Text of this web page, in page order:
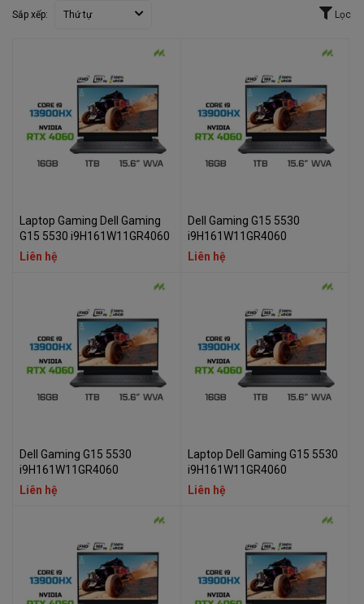
Sắp xếp: Thứ tự Lọc
Laptop Gaming Dell Gaming
G15 5530 i9H161W11GR4060
Liên hệ
Dell Gaming G15 5530
i9H161W11GR4060
Liên hệ
Dell Gaming G15 5530
i9H161W11GR4060
Liên hệ
Laptop Dell Gaming G15 5530
i9H161W11GR4060
Liên hệ